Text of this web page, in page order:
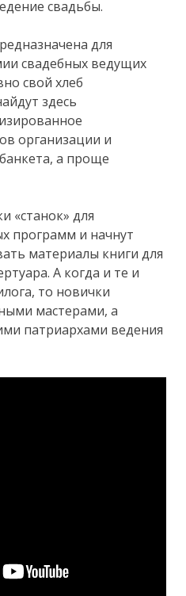
свадьбы.
для
свадебных ведущих
свой хлеб
здесь
организации и
а проще
«станок» для
программ и начнут
материалы книги для
А когда и те и
то новички
мастерами, а
патриархами ведения